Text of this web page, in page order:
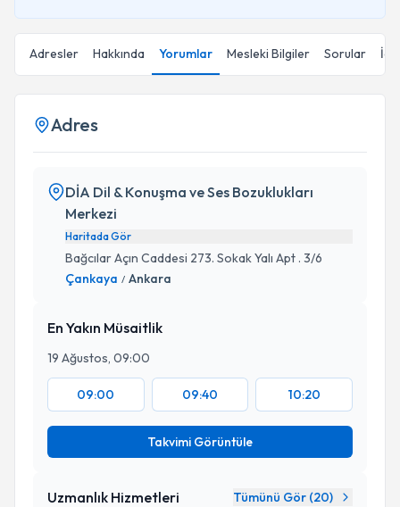
Adresler Hakkında Yorumlar Mesleki Bilgiler Sorular
Adres
DİA Dil & Konuşma ve Ses Bozuklukları
Merkezi
Haritada Gör
Bağcılar Açın Caddesi 273. Sokak Yalı Apt . 3/6
Çankaya / Ankara
En Yakın Müsaitlik
19 Ağustos, 09:00
09:00 09:40 10:20
Takvimi Görüntüle
Uzmanlık Hizmetleri Tümünü Gör (20)